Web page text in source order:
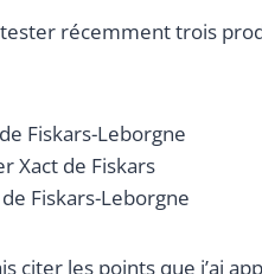
tester récemment trois
Fiskars-Leborgne
Xact de Fiskars
Fiskars-Leborgne
citer les points que j’ai